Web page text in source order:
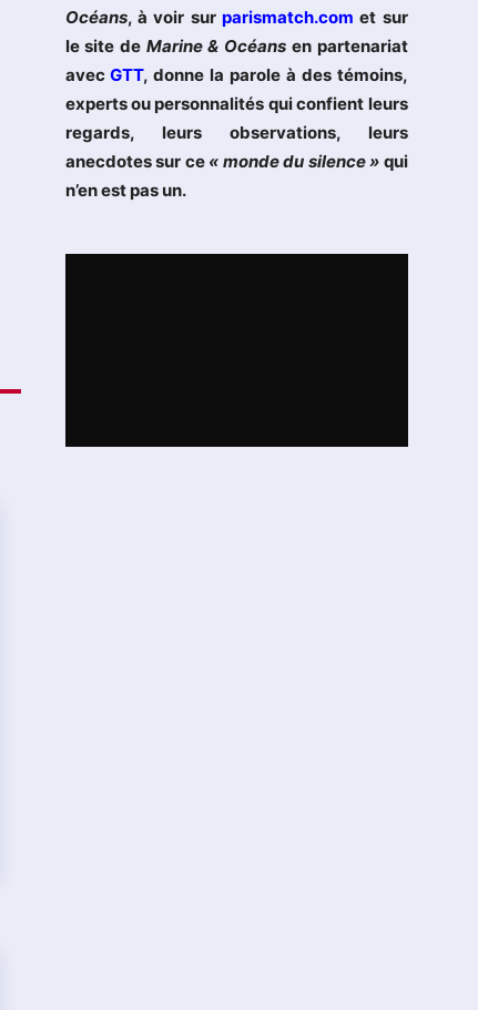
Océans, à voir sur parismatch.com et sur
le site de Marine & Océans en partenariat
avecGTT, donne la parole à des témoins,
experts ou personnalités qui confient leurs
regards, leurs observations, leurs
anecdotes sur ce « monde du silence » qui
n’en est pas un.